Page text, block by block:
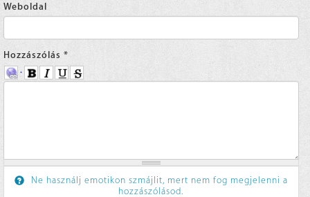
Weboldal
Hozzászólás *
Ne használj emotikon szmájlit, mert nem fog megjelenni a
hozzászólásod.